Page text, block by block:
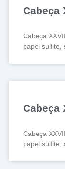
Cabeça
Cabeça
papel sulfite,
Cabeça
Cabeça
papel sulfite,